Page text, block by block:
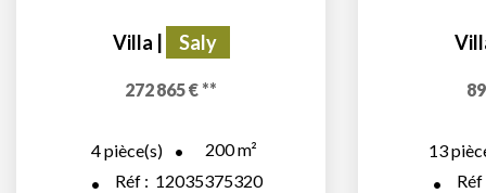
Villa Saly
272 865 € **
4pièce(s) 200m²
Réf : 12035375320
13